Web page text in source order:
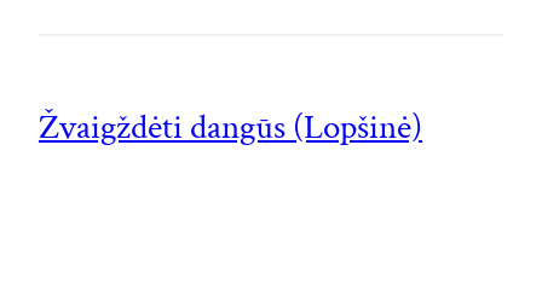
Žvaigždėti dangūs (Lopšinė)